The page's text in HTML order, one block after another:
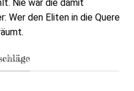
Nie war die damit
den Eliten in die Quere